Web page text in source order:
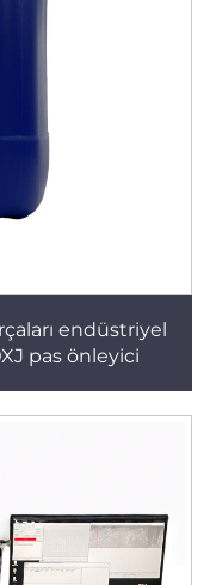
endüstriyel
pas önleyici